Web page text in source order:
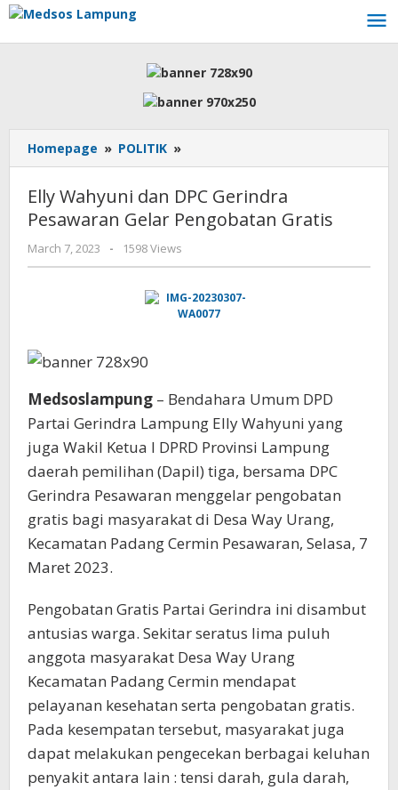
Skip
content
Homepage » POLITIK »
Wahyuni
DPC
Gerindra
Gratis
Elly Wahyuni dan DPC Gerindra
Pesawaran Gelar Pengobatan Gratis
March 7, 2023
by
AdminML
- 1598 Views
Medsoslampung – Bendahara Umum DPD
Partai Gerindra Lampung Elly Wahyuni yang
juga Wakil Ketua I DPRD Provinsi Lampung
daerah pemilihan (Dapil) tiga, bersama DPC
Gerindra Pesawaran menggelar pengobatan
gratis bagi masyarakat di Desa Way Urang,
Kecamatan Padang Cermin Pesawaran, Selasa, 7
Maret 2023.
Pengobatan Gratis Partai Gerindra ini disambut
antusias warga. Sekitar seratus lima puluh
anggota masyarakat Desa Way Urang
Kecamatan Padang Cermin mendapat
pelayanan kesehatan serta pengobatan gratis.
Pada kesempatan tersebut, masyarakat juga
dapat melakukan pengecekan berbagai keluhan
penyakit antara lain : tensi darah, gula darah,